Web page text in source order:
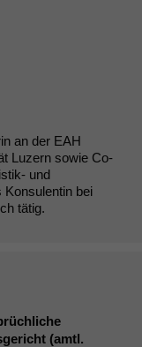
an der EAH
Luzern sowie Co-
und
Konsulentin bei
tätig.
(amtl.